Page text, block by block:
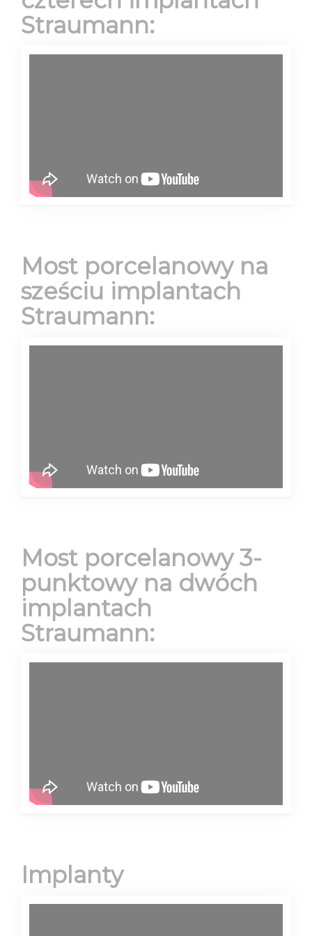
Straumann:
Most porcelanowy na
sześciu implantach
Straumann:
Most porcelanowy 3-
punktowy na dwóch
implantach
Straumann:
Implanty